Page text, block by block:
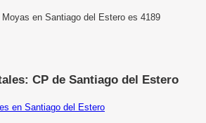
en Santiago del Estero es 4189
CP de Santiago del Estero
en Santiago del Estero